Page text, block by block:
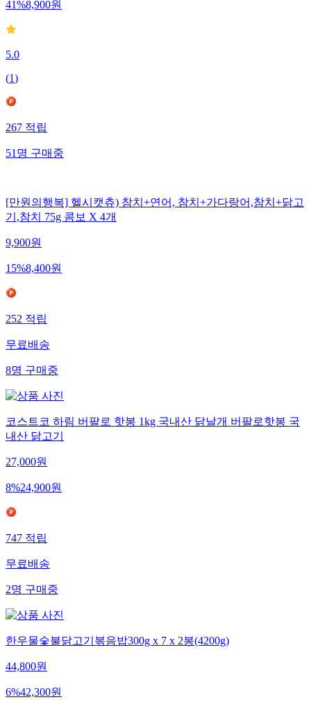
41%8,900원
5.0
(1)
267적립
51명구매중
[만원의행복] 헬시캣츄) 참치+연어, 참치+가다랑어,참치+닭고
기,참치 75g 콤보 X 4개
9,900원
15%8,400원
252적립
무료배송
8명구매중
코스트코 하림 버팔로 핫봉 1kg 국내산 닭날개 버팔로핫봉 국
내산 닭고기
27,000원
8%24,900원
747적립
무료배송
2명구매중
한우물숯불닭고기볶음밥300g x 7 x 2봉(4200g)
44,800원
6%42,300원